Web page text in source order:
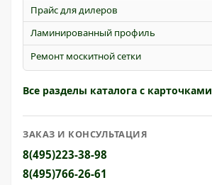
Прайс для дилеров
Ламинированный профиль
Ремонт москитной сетки
Все разделы каталога с карточками
ЗАКАЗ И КОНСУЛЬТАЦИЯ
8(495)223-38-98
8(495)766-26-61